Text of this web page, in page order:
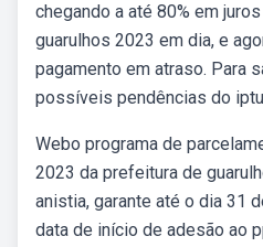
chegando a até 80% em
guarulhos 2023 em dia, e
pagamento em atraso. Para
possíveis pendências do
Webo programa de
2023 da prefeitura de
anistia, garante até o dia 31
data de início de adesão ao